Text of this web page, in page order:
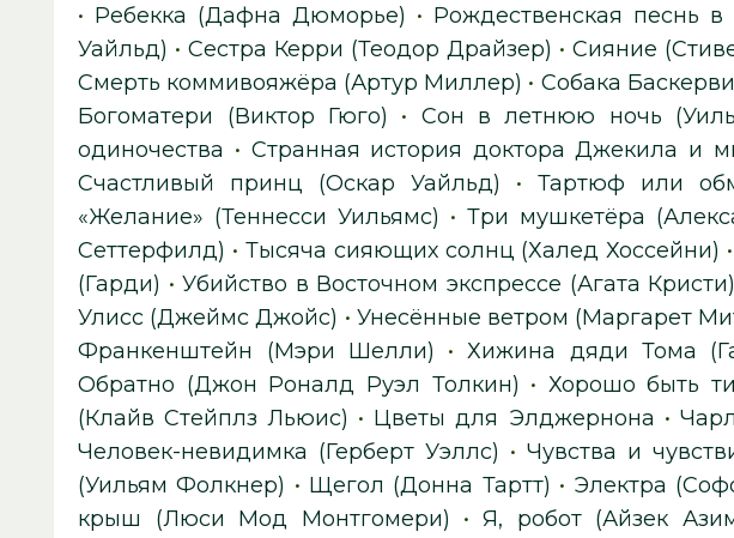
• Ребекка (Дафна Дюморье) • Рождественская песнь
Уайльд) •Сестра Керри (Теодор Драйзер) •Сияние
Смерть коммивояжёра (Артур Миллер) • Собака
Богоматери (Виктор Гюго) • Сон в летнюю ночь
одиночества • Странная история доктора Джекила и
Счастливый принц (Оскар Уайльд) • Тартюф или
«Желание» (Теннесси Уильямс) •Три мушкетёра
Сеттерфилд) • Тысяча сияющих солнц (Халед Хоссейни) •
(Гарди) •Убийство в Восточном экспрессе (Агата Кристи)
Улисс (Джеймс Джойс) • Унесённые ветром (Маргарет
Франкенштейн (Мэри Шелли) •Хижина дяди Тома
Обратно (Джон Роналд Руэл Толкин) • Хорошо быть
(Клайв Стейплз Льюис) • Цветы для Элджернона •
Человек-невидимка (Герберт Уэллс) • Чувства и
(Уильям Фолкнер) • Щегол (Донна Тартт) • Электра
крыш (Люси Мод Монтгомери) •Я, робот (Айзек